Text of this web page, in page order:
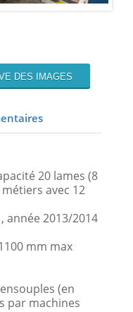
DES IMAGES
20 lames (8
avec 12
année 2013/2014
mm max
(en
par machines